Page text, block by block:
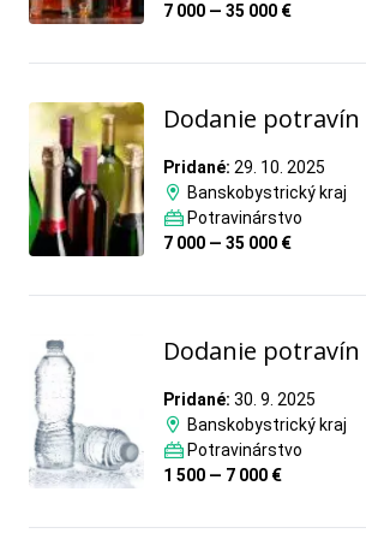
7 000 — 35 000 €
Dodanie potravín
Pridané: 29. 10. 2025
Banskobystrický kraj
Potravinárstvo
7 000 — 35 000 €
Dodanie potravín
Pridané: 30. 9. 2025
Banskobystrický kraj
Potravinárstvo
1 500 — 7 000 €